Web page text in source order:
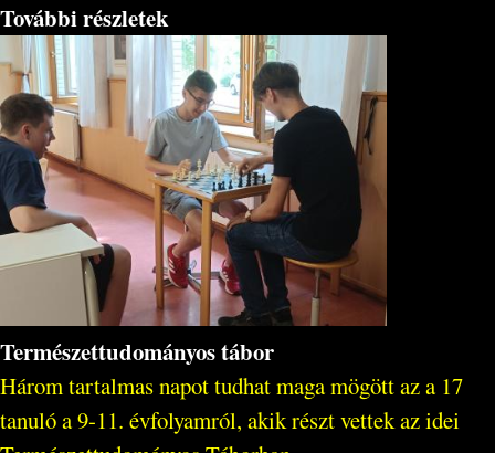
További részletek
Természettudományos tábor
Három tartalmas napot tudhat maga mögött az a 17
tanuló a 9-11. évfolyamról, akik részt vettek az idei